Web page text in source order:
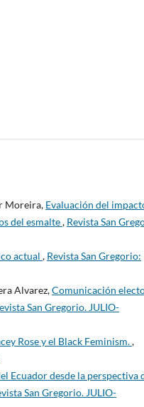
Moreira, Evaluación del
del esmalte, Revista San
actual , Revista San Gregorio:
Alvarez,Comunicación
San Gregorio. JULIO-
Rose y el Black Feminism.,
Ecuador desde la perspectiva
San Gregorio. JULIO-